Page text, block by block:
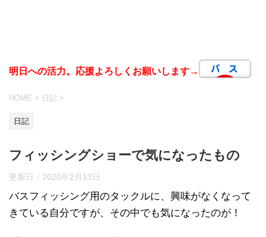
明日への活力。応援よろしくお願いします→
HOME > 日記 >
日記
フィッシングショーで気になったもの
更新日： 2020年2月13日
バスフィッシング用のタックルに、興味がなくなって
きている自分ですが、その中でも気になったのが！